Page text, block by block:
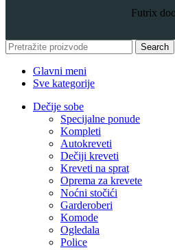
Futrix
Search
Glavni meni
Sve kategorije
Dečije sobe
Specijalne ponude
Kompleti
Autokreveti
Dečiji kreveti
Kreveti na sprat
Oprema za krevete
Noćni stočići
Garderoberi
Komode
Ogledala
Police